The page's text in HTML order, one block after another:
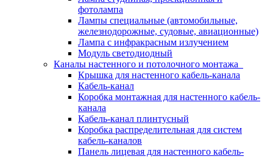
фотолампа
Лампы специальные (автомобильные,
железнодорожные, судовые, авиационные)
Лампа с инфракрасным излучением
Модуль светодиодный
Каналы настенного и потолочного монтажа
Крышка для настенного кабель-канала
Кабель-канал
Коробка монтажная для настенного кабель-
канала
Кабель-канал плинтусный
Коробка распределительная для систем
кабель-каналов
Панель лицевая для настенного кабель-